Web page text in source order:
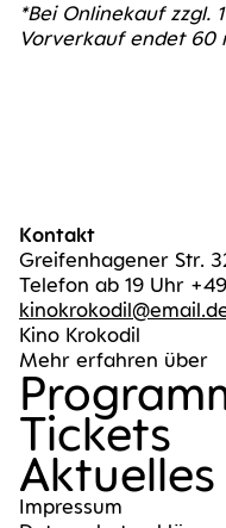
*Bei Online­kauf zzgl.
Vor­ver­kauf endet 60
Kontakt
Greifenhagener Str.
Telefon ab 19 Uhr
Kino Krokodil
Mehr erfahren über
Tickets
Aktu­el­les
Impres­sum